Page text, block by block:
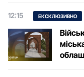
12:15 ЕКСКЛЮЗИВНО